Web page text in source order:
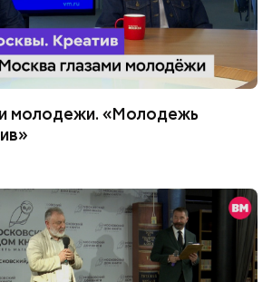
молодежи. «Молодежь